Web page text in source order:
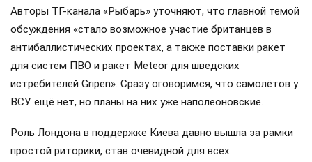
Авторы ТГ-канала «Рыбарь» уточняют, что главной темой
обсуждения «стало возможное участие британцев в
антибаллистических проектах, а также поставки ракет
для систем ПВО и ракет Meteor для шведских
истребителей Gripen». Сразу оговоримся, что самолётов у
ВСУ ещё нет, но планы на них уже наполеоновские.
Роль Лондона в поддержке Киева давно вышла за рамки
простой риторики, став очевидной для всех